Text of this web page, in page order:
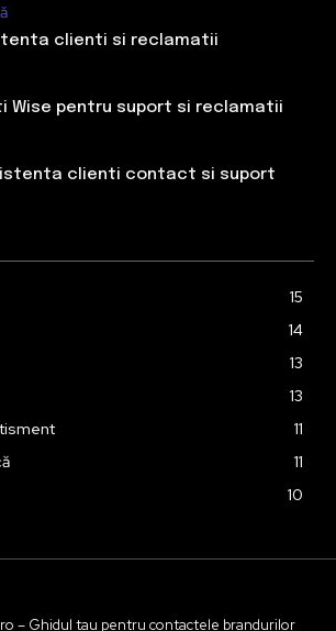
clienti si reclamatii
Wise pentru suport si reclamatii
clienti contact si suport
15
14
13
13
11
11
10
– Ghidul tau pentru contactele brandurilor